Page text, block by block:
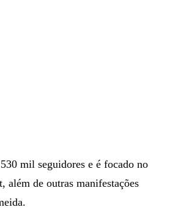
mil seguidores e é focado no
além de outras manifestações